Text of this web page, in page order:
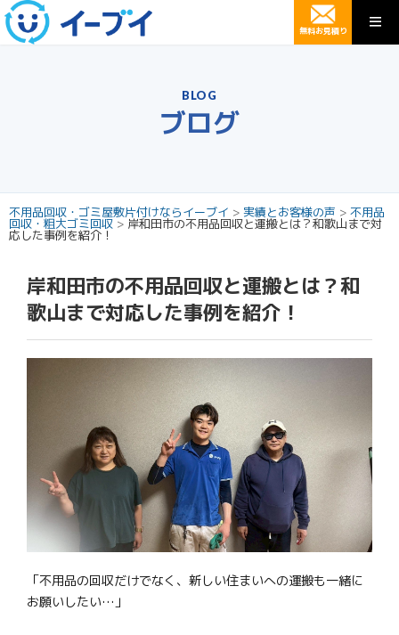
無料お見積り
BLOG
ブログ
不用品回収・ゴミ屋敷片付けならイーブイ > 実績とお客様の声 > 不用品
回収・粗大ゴミ回収 > 岸和田市の不用品回収と運搬とは？和歌山まで対
応した事例を紹介！
岸和田市の不用品回収と運搬とは？和
歌山まで対応した事例を紹介！
「不用品の回収だけでなく、新しい住まいへの運搬も一緒に
お願いしたい…」